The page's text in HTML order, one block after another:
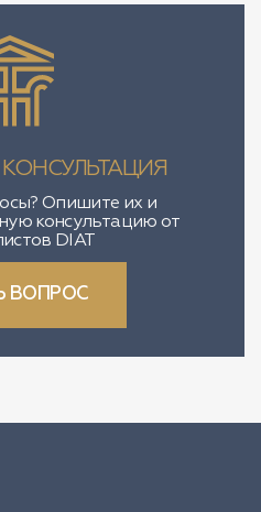
Опишите их и
консультацию от
DIAT
ВОПРОС